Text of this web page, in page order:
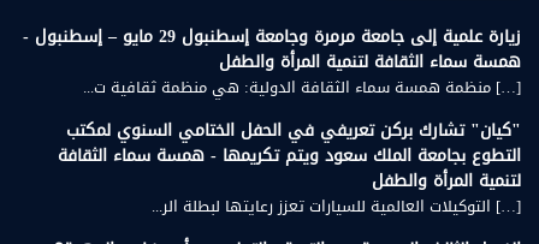
زيارة علمية إلى جامعة مرمرة وجامعة إسطنبول 29 مايو – إسطنبول -
همسة سماء الثقافة لتنمية المرأة والطفل
[…] منظمة همسة سماء الثقافة الدولية: هي منظمة ثقافية ت...
"كيان" تشارك بركن تعريفي في الحفل الختامي السنوي لمكتب
التطوع بجامعة الملك سعود ويتم تكريمها - همسة سماء الثقافة
لتنمية المرأة والطفل
[…] التوكيلات العالمية للسيارات تعزز رعايتها لبطلة الر...